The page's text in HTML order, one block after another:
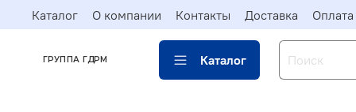
Каталог О компании Контакты Доставка Оплата
ГРУППА ГДРМ Каталог